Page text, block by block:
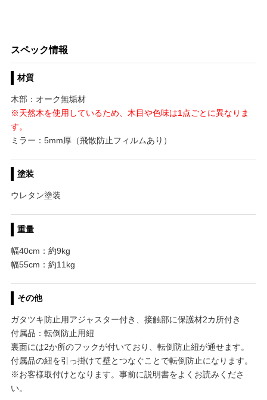
スペック情報
材質
木部：オーク無垢材
※天然木を使用しているため、木目や色味は1点ごとに異なりま
す。
ミラー：5mm厚（飛散防止フィルムあり）
塗装
ウレタン塗装
重量
幅40cm：約9kg
幅55cm：約11kg
その他
ガタツキ防止用アジャスター付き、接触部に保護材2カ所付き
付属品：転倒防止用紐
裏面には2か所のフックが付いており、転倒防止紐が通せます。
付属品の紐を引っ掛けて壁とつなぐことで転倒防止になります。
※お客様取付けとなります。事前に説明書をよくお読みくださ
い。